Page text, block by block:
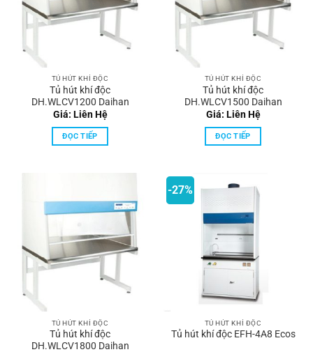
TỦ HÚT KHÍ ĐỘC
Tủ hút khí độc
DH.WLCV1200 Daihan
Giá: Liên Hệ
ĐỌC TIẾP
TỦ HÚT KHÍ ĐỘC
Tủ hút khí độc
DH.WLCV1500 Daihan
Giá: Liên Hệ
ĐỌC TIẾP
TỦ HÚT KHÍ ĐỘC
Tủ hút khí độc
DH.WLCV1800 Daihan
-27%
TỦ HÚT KHÍ ĐỘC
Tủ hút khí độc EFH-4A8 Ecos